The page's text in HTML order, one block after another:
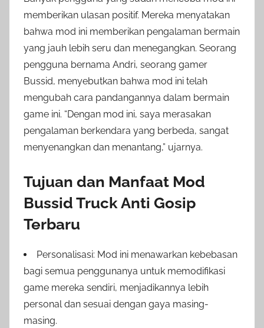
memberikan ulasan positif. Mereka menyatakan
bahwa mod ini memberikan pengalaman bermain
yang jauh lebih seru dan menegangkan. Seorang
pengguna bernama Andri, seorang gamer
Bussid, menyebutkan bahwa mod ini telah
mengubah cara pandangannya dalam bermain
game ini. “Dengan mod ini, saya merasakan
pengalaman berkendara yang berbeda, sangat
menyenangkan dan menantang,” ujarnya.
Tujuan dan Manfaat Mod
Bussid Truck Anti Gosip
Terbaru
Personalisasi: Mod ini menawarkan kebebasan
bagi semua penggunanya untuk memodifikasi
game mereka sendiri, menjadikannya lebih
personal dan sesuai dengan gaya masing-
masing.